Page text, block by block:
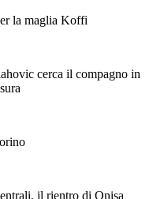
la maglia Koffi
cerca il compagno in
il rientro di Onisa